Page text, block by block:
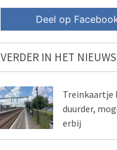
Deel op
VERDER IN HET
Treinkaartje
duurder,
erbij